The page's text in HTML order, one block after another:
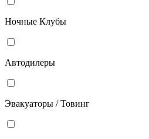
Ночные Клубы
Автодилеры
Эвакуаторы / Товинг